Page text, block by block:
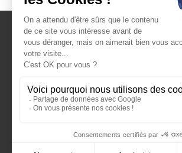
Au fil du Bain
Nos showrooms
Nos engagements
Algorel